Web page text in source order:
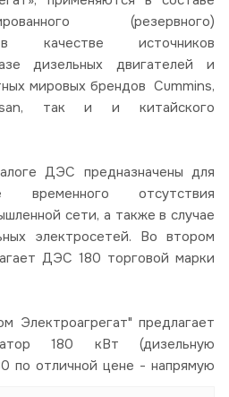
(резервного)
в качестве источников
дизельных двигателей и
мировых брендов Cummins,
так и и китайского
ДЭС предназначены для
отсутствия
сети, а также в случае
электросетей. Во втором
ДЭС 180 торговой марки
Электроагрегат" предлагает
180 кВт (дизельную
по отличной цене - напрямую